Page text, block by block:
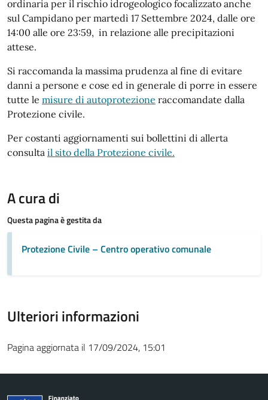
ordinaria per il rischio idrogeologico focalizzato anche
sul Campidano per martedì 17 Settembre 2024, dalle ore
14:00 alle ore 23:59, in relazione alle precipitazioni
attese.
Si raccomanda la massima prudenza al fine di evitare
danni a persone e cose ed in generale di porre in essere
tutte le misure di autoprotezione raccomandate dalla
Protezione civile.
Per costanti aggiornamenti sui bollettini di allerta
consulta il sito della Protezione civile.
A cura di
Questa pagina è gestita da
Protezione Civile – Centro operativo comunale
Ulteriori informazioni
Pagina aggiornata il 17/09/2024, 15:01